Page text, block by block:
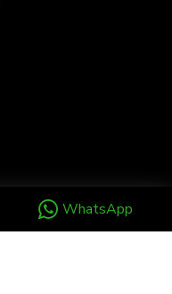
WhatsApp